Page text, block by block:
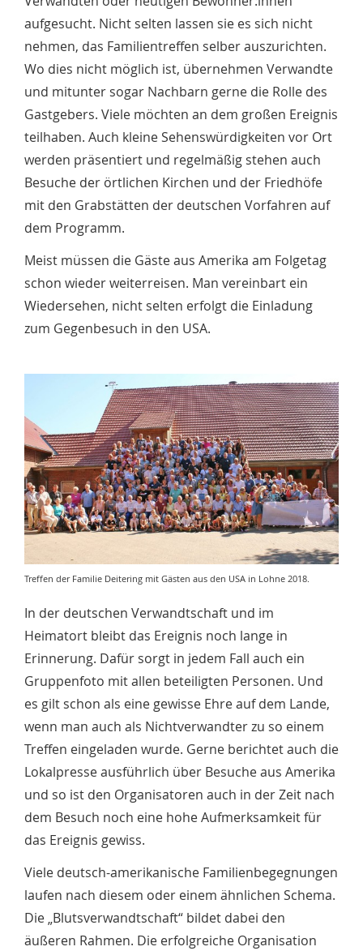
aufgesucht. Nicht selten lassen sie es sich nicht
nehmen, das Familientreffen selber auszurichten.
Wo dies nicht möglich ist, übernehmen Verwandte
und mitunter sogar Nachbarn gerne die Rolle des
Gastgebers. Viele möchten an dem großen Ereignis
teilhaben. Auch kleine Sehenswürdigkeiten vor Ort
werden präsentiert und regelmäßig stehen auch
Besuche der örtlichen Kirchen und der Friedhöfe
mit den Grabstätten der deutschen Vorfahren auf
dem Programm.
Meist müssen die Gäste aus Amerika am Folgetag
schon wieder weiterreisen. Man vereinbart ein
Wiedersehen, nicht selten erfolgt die Einladung
zum Gegenbesuch in den USA.
Treffen der Familie Deitering mit Gästen aus den USA in Lohne 2018.
In der deutschen Verwandtschaft und im
Heimatort bleibt das Ereignis noch lange in
Erinnerung. Dafür sorgt in jedem Fall auch ein
Gruppenfoto mit allen beteiligten Personen. Und
es gilt schon als eine gewisse Ehre auf dem Lande,
wenn man auch als Nichtverwandter zu so einem
Treffen eingeladen wurde. Gerne berichtet auch die
Lokalpresse ausführlich über Besuche aus Amerika
und so ist den Organisatoren auch in der Zeit nach
dem Besuch noch eine hohe Aufmerksamkeit für
das Ereignis gewiss.
Viele deutsch-amerikanische Familienbegegnungen
laufen nach diesem oder einem ähnlichen Schema.
Die „Blutsverwandtschaft“ bildet dabei den
äußeren Rahmen. Die erfolgreiche Organisation